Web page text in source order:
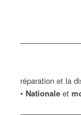
réparation et la
• Nationaleet